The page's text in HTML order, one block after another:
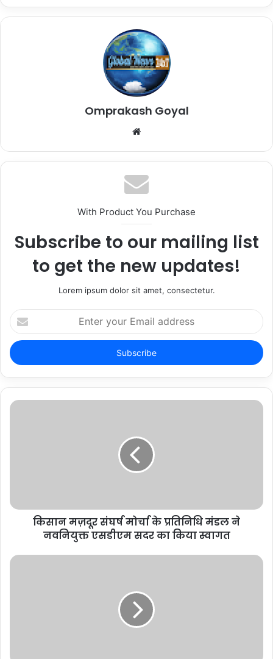
Omprakash Goyal
Website
With Product You Purchase
Subscribe to our mailing list
to get the new updates!
Lorem ipsum dolor sit amet, consectetur.
Enter
your
Email
address
किसान मज़दूर संघर्ष मोर्चा के प्रतिनिधि मंडल ने
नवनियुक्त एसडीएम सदर का किया स्वागत